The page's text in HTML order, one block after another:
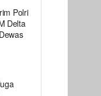
Polri
Delta